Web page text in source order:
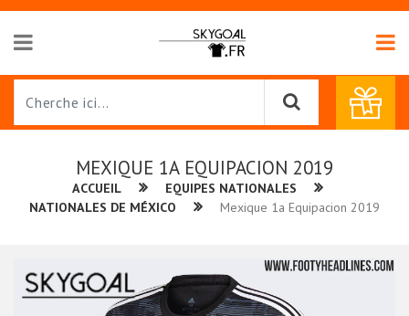
MEXIQUE 1A EQUIPACION 2019
ACCUEIL
EQUIPES NATIONALES
NATIONALES DE MÉXICO
Mexique 1a Equipacion 2019